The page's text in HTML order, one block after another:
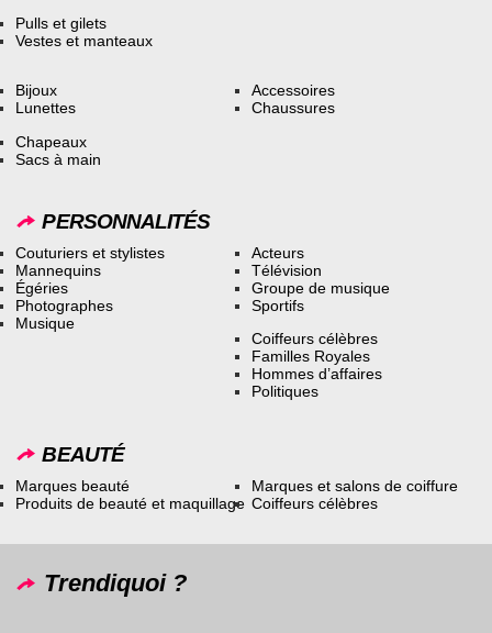
Pulls et gilets
Vestes et manteaux
Bijoux
Lunettes
Accessoires
Chaussures
Chapeaux
Sacs à main
PERSONNALITÉS
Couturiers et stylistes
Mannequins
Égéries
Photographes
Musique
Acteurs
Télévision
Groupe de musique
Sportifs
Coiffeurs célèbres
Familles Royales
Hommes d’affaires
Politiques
BEAUTÉ
Marques beauté
Produits de beauté et maquillage
Marques et salons de coiffure
Coiffeurs célèbres
Trendiquoi ?